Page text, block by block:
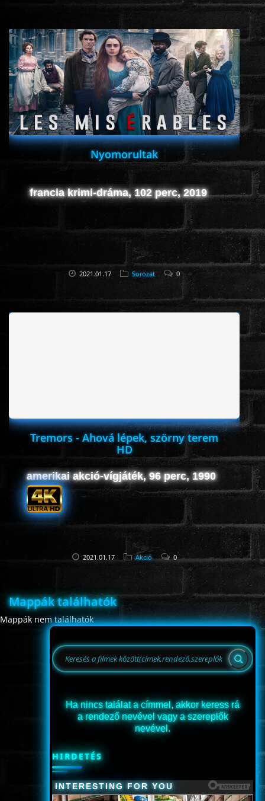
Nyomorultak
francia krimi-dráma, 102 perc, 2019
2021.01.17 Sorozat 0
Tremors - Ahová lépek, szörny terem
HD
amerikai akció-vígjáték, 96 perc, 1990
2021.01.17 Akció 0
Mappák találhatók
Mappák nem találhatók
Ha nincs találat a címmel, akkor keress rá
a rendező nevével vagy a szereplők
nevével.
HIRDETÉS